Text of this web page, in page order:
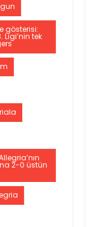
gösterisi:
Ligi’nin tek
2-0 üstün